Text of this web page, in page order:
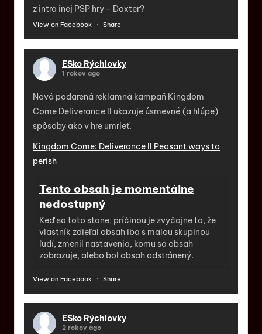
z intra inej PSP hry - Daxter?
View on Facebook · Share
ESko Rýchlovky
1 rokov ago
Nová podarená reklamná kampaň Kingdom
Come Deliverance II ukazuje úsmevné (a hlúpe)
spôsoby ako v hre umrieť.
Kingdom Come: Deliverance II Peasant ways to
perish
Tento obsah je momentálne
nedostupný
Keď sa toto stane, príčinou je zvyčajne to, že
vlastník zdieľal obsah iba s malou skupinou
ľudí, zmenil nastavenia, komu sa obsah
zobrazuje, alebo bol obsah odstránený.
View on Facebook · Share
ESko Rýchlovky
2 rokov ago